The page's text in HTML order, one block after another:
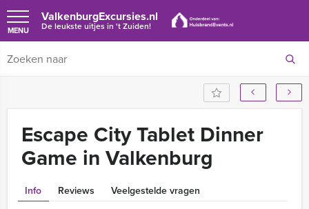
ValkenburgExcursies.nl
De leukste uitjes in 't Zuiden!
MENU
Escape City Tablet Dinner
Game in Valkenburg
Info Reviews Veelgestelde vragen